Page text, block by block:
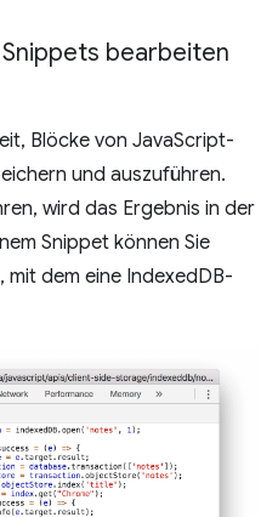
bearbeiten
Blöcke von JavaScript-
und auszuführen.
wird das Ergebnis in der
Snippet können Sie
dem eine IndexedDB-